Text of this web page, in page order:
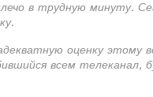
в трудную минуту.
оценку этому
всем телеканал,